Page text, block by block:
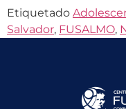
Etiquetado
Salvador, FUSALMO,